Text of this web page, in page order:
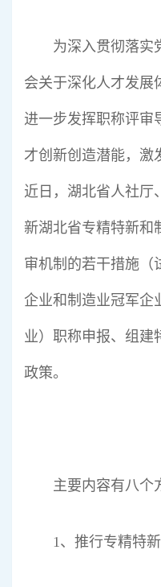
行业标准
展会论坛
公告查询
为深入贯彻落实
会关于深化人才发展
进一步发挥职称评审
才创新创造潜能，激
近日，湖北省人社厅
新湖北省专精特新和
审机制的若干措施（
企业和制造业冠军企
业）职称申报、组建
政策。
主要内容有八个
1、推行专精特